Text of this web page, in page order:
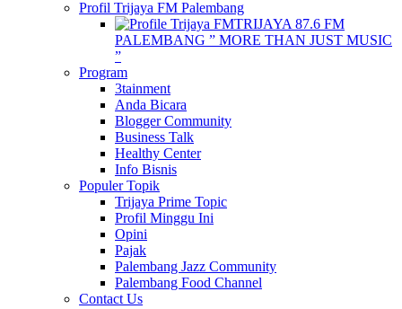
Profil Trijaya FM Palembang
TRIJAYA 87.6 FM
PALEMBANG ” MORE THAN JUST MUSIC
”
Program
3tainment
Anda Bicara
Blogger Community
Business Talk
Healthy Center
Info Bisnis
Populer Topik
Trijaya Prime Topic
Profil Minggu Ini
Opini
Pajak
Palembang Jazz Community
Palembang Food Channel
Contact Us